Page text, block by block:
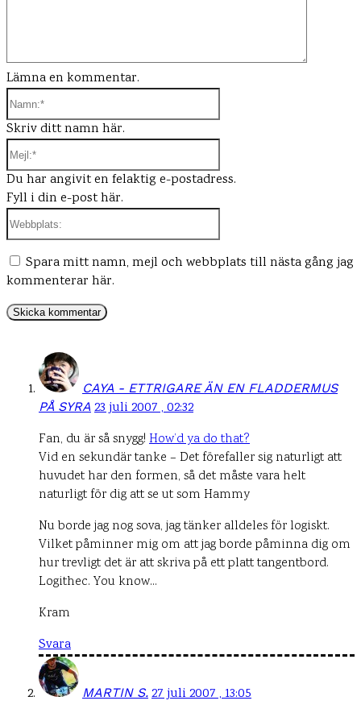
CAYA - ETTRIGARE ÄN EN FLADDERMUS
PÅ SYRA 23 juli 2007 , 02:32
Fan, du är så snygg! How’d ya do that?
Vid en sekundär tanke – Det förefaller sig naturligt att
huvudet har den formen, så det måste vara helt
naturligt för dig att se ut som Hammy
Nu borde jag nog sova, jag tänker alldeles för logiskt.
Vilket påminner mig om att jag borde påminna dig om
hur trevligt det är att skriva på ett platt tangentbord.
Logithec. You know…
Kram
Svara
MARTIN S. 27 juli 2007 , 13:05
Lämna en kommentar.
Skriv ditt namn här.
Du har angivit en felaktig e-postadress.
Fyll i din e-post här.
Spara mitt namn, mejl och webbplats till nästa gång jag
kommenterar här.